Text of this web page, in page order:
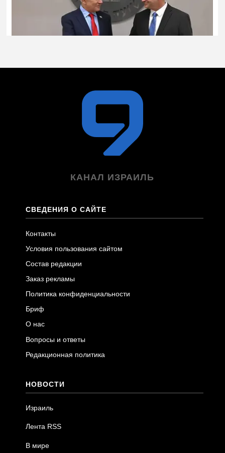
КАНАЛ ИЗРАИЛЬ
СВЕДЕНИЯ О САЙТЕ
Контакты
Условия пользования сайтом
Состав редакции
Заказ рекламы
Политика конфиденциальности
Бриф
О нас
Вопросы и ответы
Редакционная политика
НОВОСТИ
Израиль
Лента RSS
В мире